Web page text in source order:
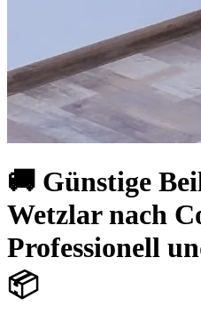
🚚 Günstige
Wetzlar nach
Professionell
📦